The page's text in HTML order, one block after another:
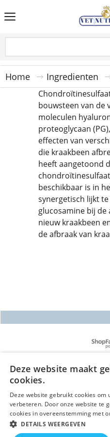
Home Ingredienten
bouwsteen van de
moleculen
proteoglycaan
effecten van
die kraakbeen
heeft aangetoond
beschikbaar is in
synergetisch lijkt
glucosamine bij de
nieuw kraakbeen
de afbraak van
Webwinkel
Deze website maakt
cookies.
Deze website gebruikt cookies
verbeteren. Door onze website te
cookies in overeenstemming met
DETAILS WEERGEVEN